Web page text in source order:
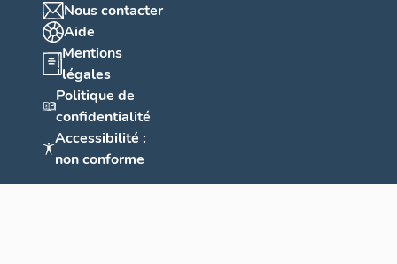
Nous contacter
Aide
Mentions
légales
Politique de
confidentialité
Accessibilité :
non conforme